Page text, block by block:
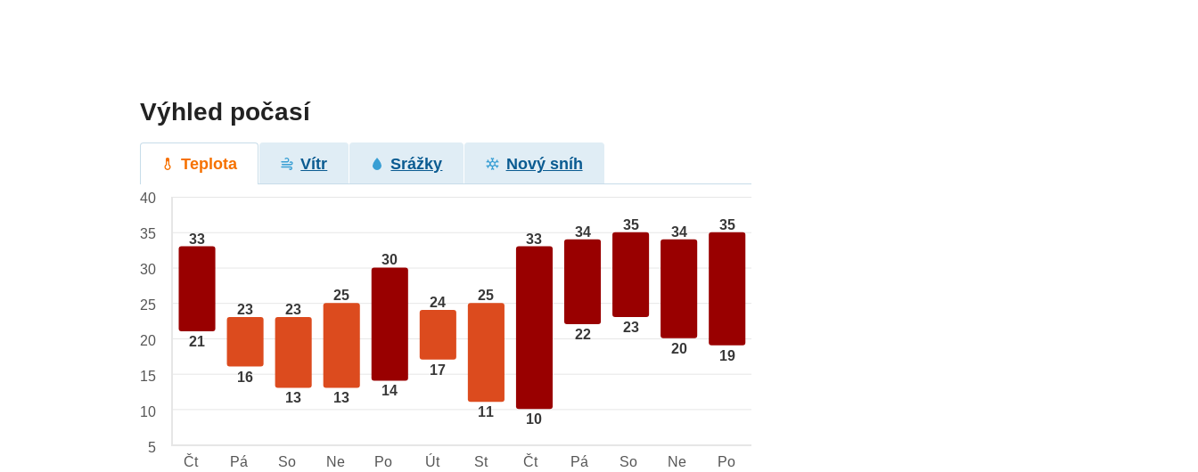
Výhled počasí
Teplota Vítr Srážky Nový sníh
33
21
23
16
23
13
25
13
30
14
24
17
25
11
33
10
34
22
35
23
34
20
35
19
40
35
30
25
20
15
10
5
Čt
Pá So Ne Po Út St Čt Pá So Ne Po